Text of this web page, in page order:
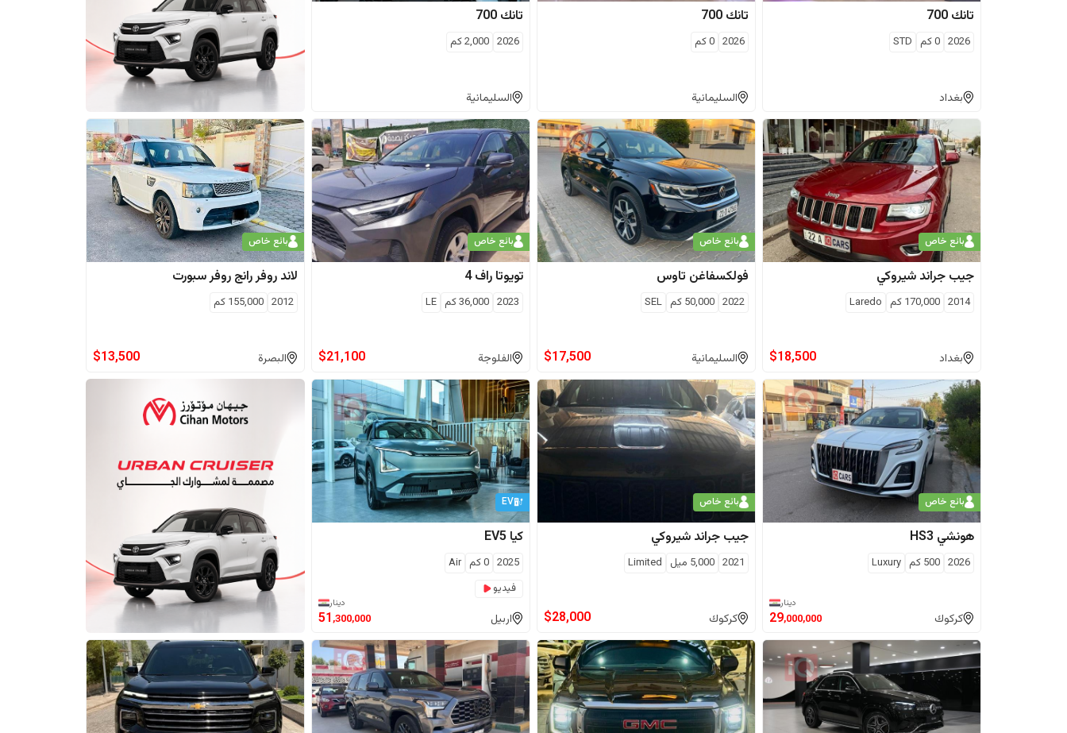
تانك 700
2026
0كم STD
بغداد
تانك 700
2026
0كم
السليمانية
تانك 700
2026
2,000كم
السليمانية
بائع خاص
جيب جراند شيروكي
2014
170,000 كم Laredo
بغداد $18,500
بائع خاص
فولكسفاغن تاوس
2022
50,000 كم SEL
السليمانية $17,500
بائع خاص
تويوتا راف 4
2023
36,000كم LE
الفلوجة $21,100
بائع خاص
لاند روفررانج روفر سبورت
2012
155,000 كم
البصرة $13,500
بائع خاص
هونشي HS3
2026
500 كم Luxury
كركوك
دينار
29,000,000
بائع خاص
جيب جراند شيروكي
2021
5,000 ميل Limited
كركوك $28,000
EV
كيا EV5
2025
0كم Air
فيديو
اربيل
دينار
51,300,000